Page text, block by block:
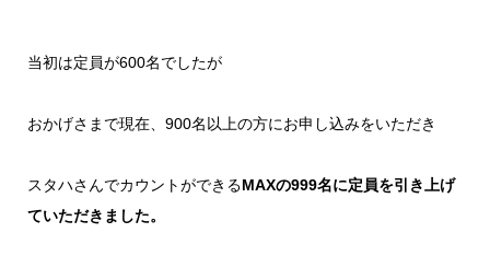
当初は定員が600名でしたが
おかげさまで現在、900名以上の方にお申し込みをいただき
スタハさんでカウントができるMAXの999名に定員を引き上げ
ていただきました。